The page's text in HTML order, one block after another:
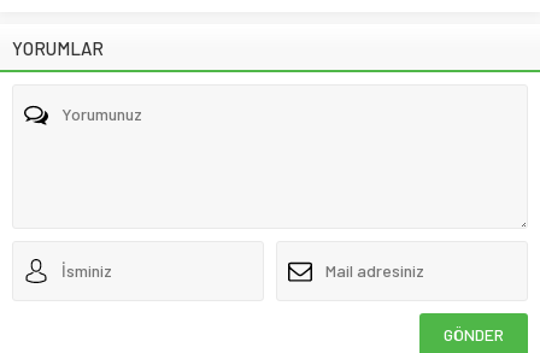
YORUMLAR